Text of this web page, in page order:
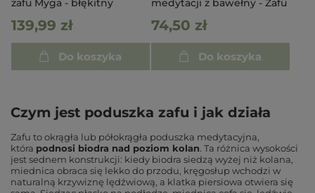
zafu Myga - błękitny
139,99 zł
Do koszyka
medytacji z bawełny - Zafu
74,50 zł
Do koszyka
Czym jest poduszka zafu i jak działa
Zafu to okrągła lub półokrągła poduszka medytacyjna,
która podnosi biodra nad poziom kolan. Ta różnica wysokości
jest sednem konstrukcji: kiedy biodra siedzą wyżej niż kolana,
miednica obraca się lekko do przodu, kręgosłup wchodzi w
naturalną krzywiznę lędźwiową, a klatka piersiowa otwiera się